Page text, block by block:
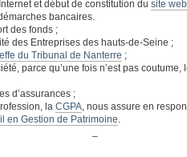
et début de constitution du site web
bancaires.
des fonds ;
des Entreprises des hauts-de-Seine ;
du Tribunal de Nanterre ;
parce qu’une fois n’est pas
d’assurances ;
la CGPA, nous assure en
en Gestion de Patrimoine.
–